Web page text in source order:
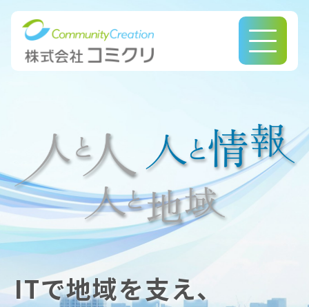
このページの本文へ
ITで地域を支え、